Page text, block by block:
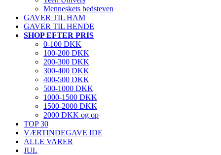
Menneskets bedsteven
GAVER TIL HAM
GAVER TIL HENDE
SHOP EFTER PRIS
0-100 DKK
100-200 DKK
200-300 DKK
300-400 DKK
400-500 DKK
500-1000 DKK
1000-1500 DKK
1500-2000 DKK
2000 DKK og op
TOP 30
VÆRTINDEGAVE IDE
ALLE VARER
JUL